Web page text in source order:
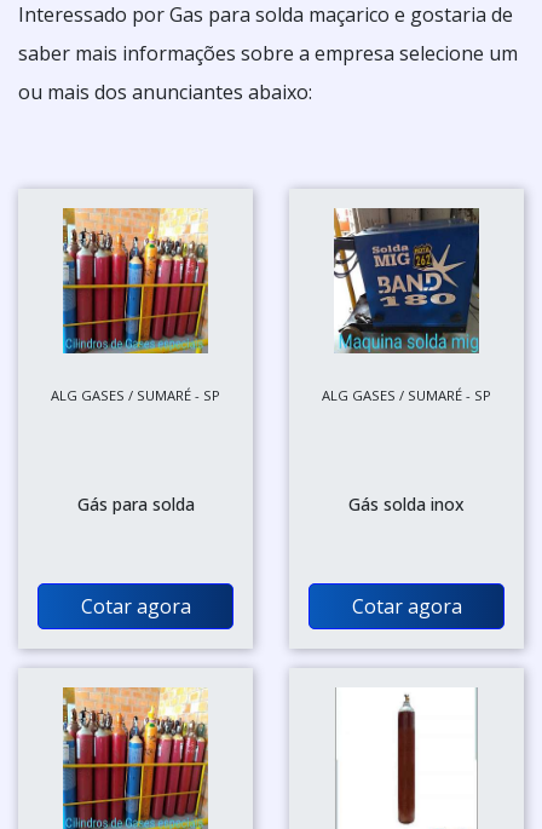
Interessado por Gas para solda maçarico e gostaria de
saber mais informações sobre a empresa selecione um
ou mais dos anunciantes abaixo:
ALG GASES / SUMARÉ - SP
Gás para solda
Cotar agora
ALG GASES / SUMARÉ - SP
Gás solda inox
Cotar agora